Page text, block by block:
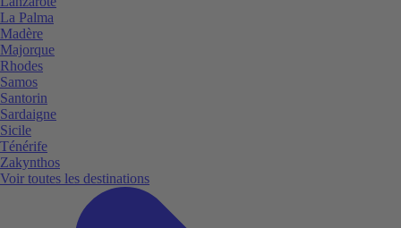
La Palma
Madère
Majorque
Rhodes
Samos
Santorin
Sardaigne
Sicile
Ténérife
Zakynthos
Voir toutes les destinations